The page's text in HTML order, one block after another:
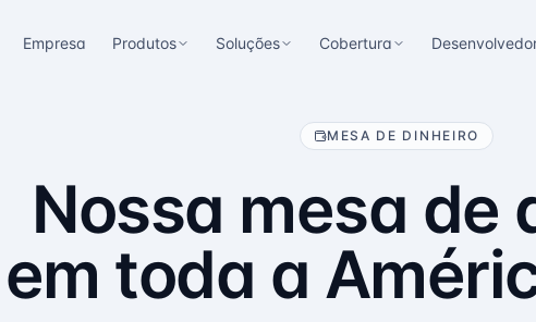
Empresa Produtos Soluções Cobertura
MESA DE DINHEIRO
Nossa mesa de
em toda a